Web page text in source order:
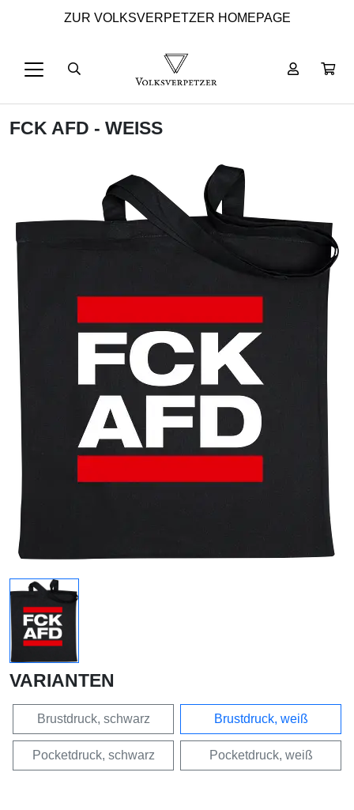
ZUR VOLKSVERPETZER HOMEPAGE
FCK AFD - WEISS
VARIANTEN
Brustdruck, schwarz Brustdruck, weiß
Pocketdruck, schwarz Pocketdruck, weiß